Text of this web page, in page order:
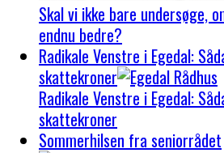
Skal vi ikke bare undersøge,
endnu bedre?
Radikale Venstre i Egedal:
skattekroner
Radikale Venstre i Egedal:
skattekroner
Sommerhilsen fra seniorrådet